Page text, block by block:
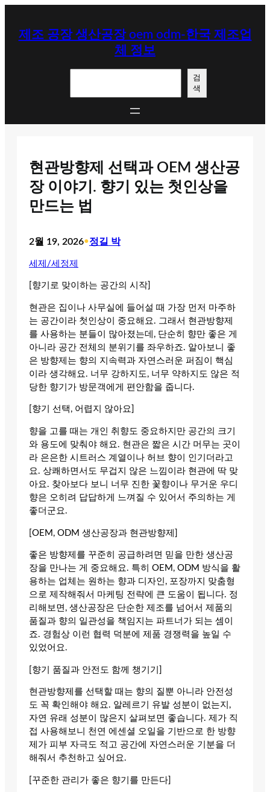
제조 공장 생산공장 oem odm-한국 제조업
체 정보
검
색
현관방향제 선택과 OEM 생산공
장 이야기. 향기 있는 첫인상을
만드는 법
2월 19, 2026•정길 박
세제/세정제
[향기로 맞이하는 공간의 시작]
현관은 집이나 사무실에 들어설 때 가장 먼저 마주하
는 공간이라 첫인상이 중요해요. 그래서 현관방향제
를 사용하는 분들이 많아졌는데, 단순히 향만 좋은 게
아니라 공간 전체의 분위기를 좌우하죠. 알아보니 좋
은 방향제는 향의 지속력과 자연스러운 퍼짐이 핵심
이라 생각해요. 너무 강하지도, 너무 약하지도 않은 적
당한 향기가 방문객에게 편안함을 줍니다.
[향기 선택, 어렵지 않아요]
향을 고를 때는 개인 취향도 중요하지만 공간의 크기
와 용도에 맞춰야 해요. 현관은 짧은 시간 머무는 곳이
라 은은한 시트러스 계열이나 허브 향이 인기더라고
요. 상쾌하면서도 무겁지 않은 느낌이라 현관에 딱 맞
아요. 찾아보다 보니 너무 진한 꽃향이나 무거운 우디
향은 오히려 답답하게 느껴질 수 있어서 주의하는 게
좋더군요.
[OEM, ODM 생산공장과 현관방향제]
좋은 방향제를 꾸준히 공급하려면 믿을 만한 생산공
장을 만나는 게 중요해요. 특히 OEM, ODM 방식을 활
용하는 업체는 원하는 향과 디자인, 포장까지 맞춤형
으로 제작해줘서 마케팅 전략에 큰 도움이 됩니다. 정
리해보면, 생산공장은 단순한 제조를 넘어서 제품의
품질과 향의 일관성을 책임지는 파트너가 되는 셈이
죠. 경험상 이런 협력 덕분에 제품 경쟁력을 높일 수
있었어요.
[향기 품질과 안전도 함께 챙기기]
현관방향제를 선택할 때는 향의 질뿐 아니라 안전성
도 꼭 확인해야 해요. 알레르기 유발 성분이 없는지,
자연 유래 성분이 많은지 살펴보면 좋습니다. 제가 직
접 사용해보니 천연 에센셜 오일을 기반으로 한 방향
제가 피부 자극도 적고 공간에 자연스러운 기분을 더
해줘서 추천하고 싶어요.
[꾸준한 관리가 좋은 향기를 만든다]